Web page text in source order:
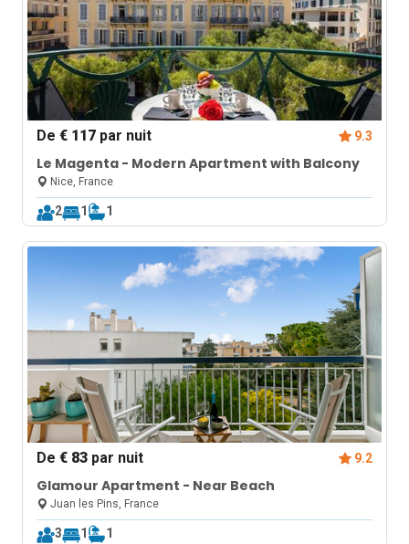
De€ 117 par nuit 9.3
Le Magenta - Modern Apartment with Balcony
Nice, France
2 1 1
De€ 83 par nuit 9.2
Glamour Apartment - Near Beach
Juan les Pins, France
3 1 1